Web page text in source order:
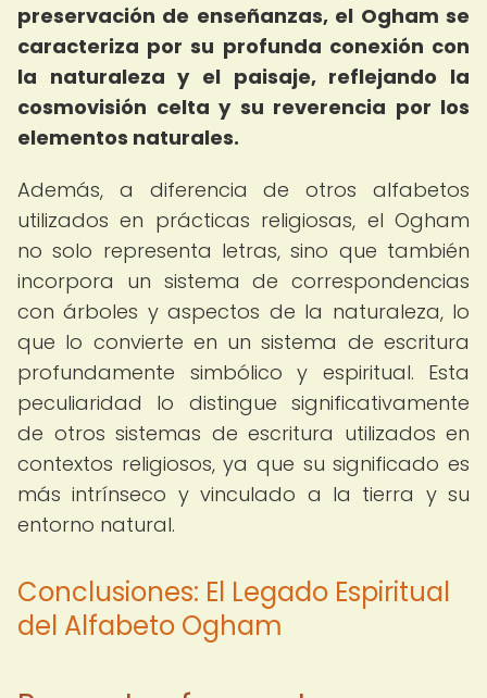
preservación de enseñanzas, el Ogham se
caracteriza por su profunda conexión con
la naturaleza y el paisaje, reflejando la
cosmovisión celta y su reverencia por los
elementos naturales.
Además, a diferencia de otros alfabetos
utilizados en prácticas religiosas, el Ogham
no solo representa letras, sino que también
incorpora un sistema de correspondencias
con árboles y aspectos de la naturaleza, lo
que lo convierte en un sistema de escritura
profundamente simbólico y espiritual. Esta
peculiaridad lo distingue significativamente
de otros sistemas de escritura utilizados en
contextos religiosos, ya que su significado es
más intrínseco y vinculado a la tierra y su
entorno natural.
Conclusiones: El Legado Espiritual
del Alfabeto Ogham